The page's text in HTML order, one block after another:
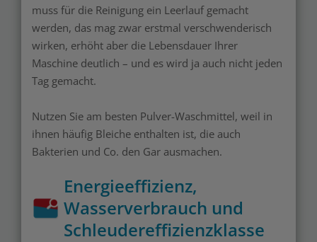
muss für die Reinigung ein Leerlauf gemacht
werden, das mag zwar erstmal verschwenderisch
wirken, erhöht aber die Lebensdauer Ihrer
Maschine deutlich – und es wird ja auch nicht jeden
Tag gemacht.
Nutzen Sie am besten Pulver-Waschmittel, weil in
ihnen häufig Bleiche enthalten ist, die auch
Bakterien und Co. den Gar ausmachen.
Energieeffizienz,
Wasserverbrauch und
Schleudereffizienzklasse